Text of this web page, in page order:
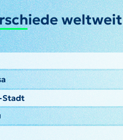
weltweit
Stadt